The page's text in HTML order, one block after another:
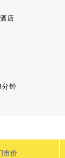
店
分钟
市价